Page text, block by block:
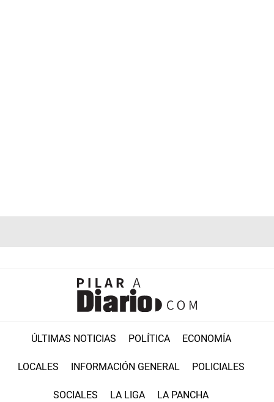
ÚLTIMAS NOTICIAS POLÍTICA ECONOMÍA
LOCALES INFORMACIÓN GENERAL POLICIALES
SOCIALES LA LIGA LA PANCHA